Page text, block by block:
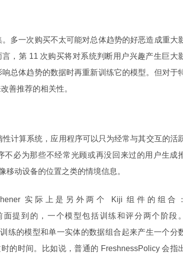
多一次购买不太可能对总体趋势的好恶造成重大
，第 11 次购买将对系统判断用户兴趣产生巨大
总体趋势的数据时再重新训练它的模型。但对于
善推荐的相关性。
计算系统，应用程序可以只为经常与其交互的活
必为那些不经常光顾或再没回来过的用户生成
动设备的位置之类的情境信息。
实际上是另外两个 Kiji 组件的组合：
面提到的，一个模型包括训练和评分两个阶段。
练的模型和单一实体的数据组合起来产生一个分
的时间。比如说，普通的 FreshnessPolicy 会指